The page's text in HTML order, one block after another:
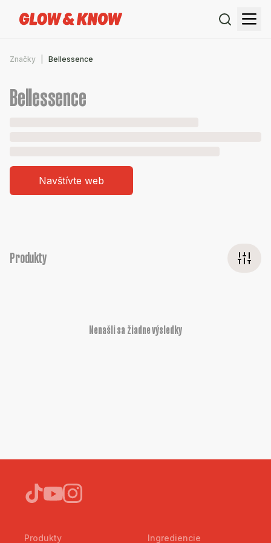
Značky Bellessence
Bellessence
Navštívte web
Produkty
Nenašli sa žiadne výsledky
Produkty Ingrediencie